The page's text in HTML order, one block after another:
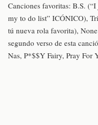
Canciones favoritas: B.S.
my to do list” ICÓNICO),
tú nueva rola favorita),
segundo verso de esta
Nas, P*$$Y Fairy, Pray For